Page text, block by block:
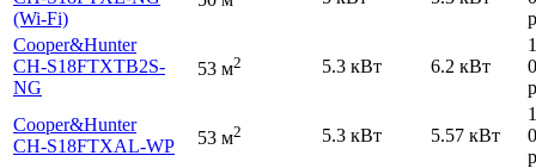
(Wi-Fi)
Cooper&Hunter
CH-S18FTXTB2S-
NG
53 м2 5.3 кВт 6.2 кВт
Cooper&Hunter
CH-S18FTXAL-WP
53 м2 5.3 кВт 5.57 кВт